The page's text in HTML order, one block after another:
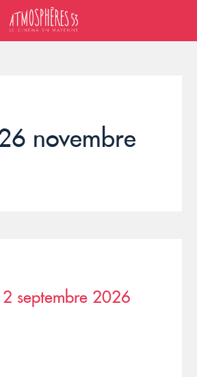
novembre
septembre 2026